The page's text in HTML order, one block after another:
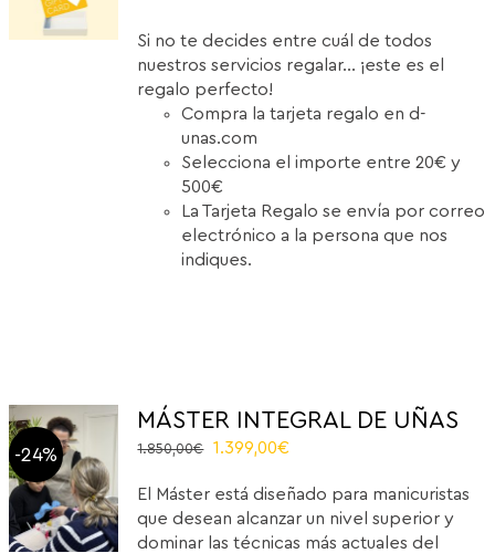
Si no te decides entre cuál de todos
nuestros servicios regalar... ¡este es el
regalo perfecto!
Compra la tarjeta regalo en d-
unas.com
Selecciona el importe entre 20€ y
500€
La Tarjeta Regalo se envía por correo
electrónico a la persona que nos
indiques.
-24%
MÁSTER INTEGRAL DE UÑAS
1.850,00€
Original
was:
1.850,00€.
1.399,00€
is:
1.399,00€.
El Máster está diseñado para manicuristas
que desean alcanzar un nivel superior y
dominar las técnicas más actuales del